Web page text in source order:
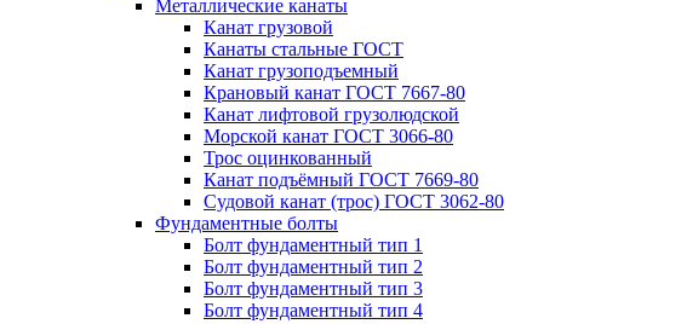
Металлические канаты
Канат грузовой
Канаты стальные ГОСТ
Канат грузоподъемный
Крановый канат ГОСТ 7667-80
Канат лифтовой грузолюдской
Морской канат ГОСТ 3066-80
Трос оцинкованный
Канат подъёмный ГОСТ 7669-80
Судовой канат (трос) ГОСТ 3062-80
Фундаментные болты
Болт фундаментный тип 1
Болт фундаментный тип 2
Болт фундаментный тип 3
Болт фундаментный тип 4